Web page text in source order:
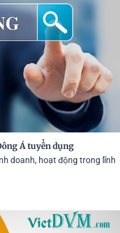
Á tuyển dụng
doanh, hoạt động trong lĩnh